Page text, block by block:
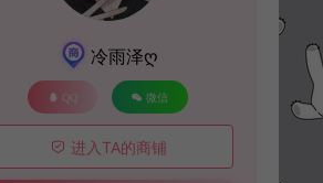
冷雨泽ღ
QQ 微信
进入TA的商铺